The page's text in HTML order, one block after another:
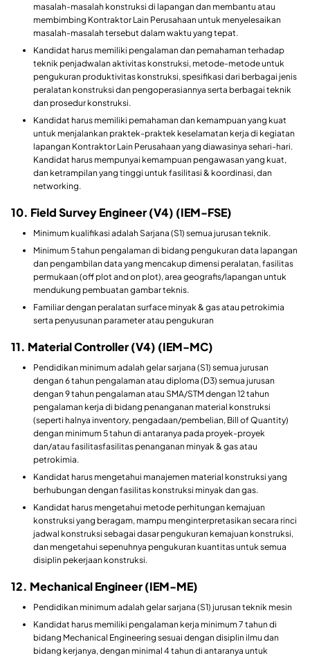
masalah-masalah konstruksi di lapangan dan membantu atau
membimbing Kontraktor Lain Perusahaan untuk menyelesaikan
masalah-masalah tersebut dalam waktu yang tepat.
Kandidat harus memiliki pengalaman dan pemahaman terhadap
teknik penjadwalan aktivitas konstruksi, metode-metode untuk
pengukuran produktivitas konstruksi, spesifikasi dari berbagai jenis
peralatan konstruksi dan pengoperasiannya serta berbagai teknik
dan prosedur konstruksi.
Kandidat harus memiliki pemahaman dan kemampuan yang kuat
untuk menjalankan praktek-praktek keselamatan kerja di kegiatan
lapangan Kontraktor Lain Perusahaan yang diawasinya sehari-hari.
Kandidat harus mempunyai kemampuan pengawasan yang kuat,
dan ketrampilan yang tinggi untuk fasilitasi & koordinasi, dan
networking.
10. Field Survey Engineer (V4) (IEM-FSE)
Minimum kualifikasi adalah Sarjana (S1) semua jurusan teknik.
Minimum 5 tahun pengalaman di bidang pengukuran data lapangan
dan pengambilan data yang mencakup dimensi peralatan, fasilitas
permukaan (off plot and on plot), area geografis/lapangan untuk
mendukung pembuatan gambar teknis.
Familiar dengan peralatan surface minyak & gas atau petrokimia
serta penyusunan parameter atau pengukuran
11. Material Controller (V4) (IEM-MC)
Pendidikan minimum adalah gelar sarjana (S1) semua jurusan
dengan 6 tahun pengalaman atau diploma (D3) semua jurusan
dengan 9 tahun pengalaman atau SMA/STM dengan 12 tahun
pengalaman kerja di bidang penanganan material konstruksi
(seperti halnya inventory, pengadaan/pembelian, Bill of Quantity)
dengan minimum 5 tahun di antaranya pada proyek-proyek
dan/atau fasilitasfasilitas penanganan minyak & gas atau
petrokimia.
Kandidat harus mengetahui manajemen material konstruksi yang
berhubungan dengan fasilitas konstruksi minyak dan gas.
Kandidat harus mengetahui metode perhitungan kemajuan
konstruksi yang beragam, mampu menginterpretasikan secara rinci
jadwal konstruksi sebagai dasar pengukuran kemajuan konstruksi,
dan mengetahui sepenuhnya pengukuran kuantitas untuk semua
disiplin pekerjaan konstruksi.
12. Mechanical Engineer (IEM-ME)
Pendidikan minimum adalah gelar sarjana (S1) jurusan teknik mesin
Kandidat harus memiliki pengalaman kerja minimum 7 tahun di
bidang Mechanical Engineering sesuai dengan disiplin ilmu dan
bidang kerjanya, dengan minimal 4 tahun di antaranya untuk